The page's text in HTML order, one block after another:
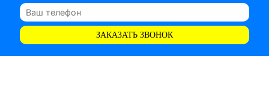
ЗАКАЗАТЬ ЗВОНОК